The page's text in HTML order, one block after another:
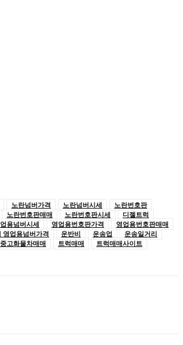
노란넘버가격 노란넘버시세
노란번호판
노란번호판매매 노란번호판시세
디젤트럭
용넘버시세 영업용번호판가격
영업용번호판매매
영업용넘버가격
운반비 운송업
운송일거리
중고화물차매매 트럭매매
트럭매매사이트